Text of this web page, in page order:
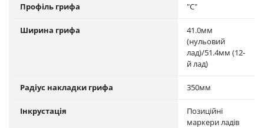
Профіль грифа "С"
Ширина грифа
41.0мм
(нульовий
лад)/51.4мм (12-
й лад)
Радіус накладки грифа 350мм
Інкрустація
Позиційні
маркери ладів